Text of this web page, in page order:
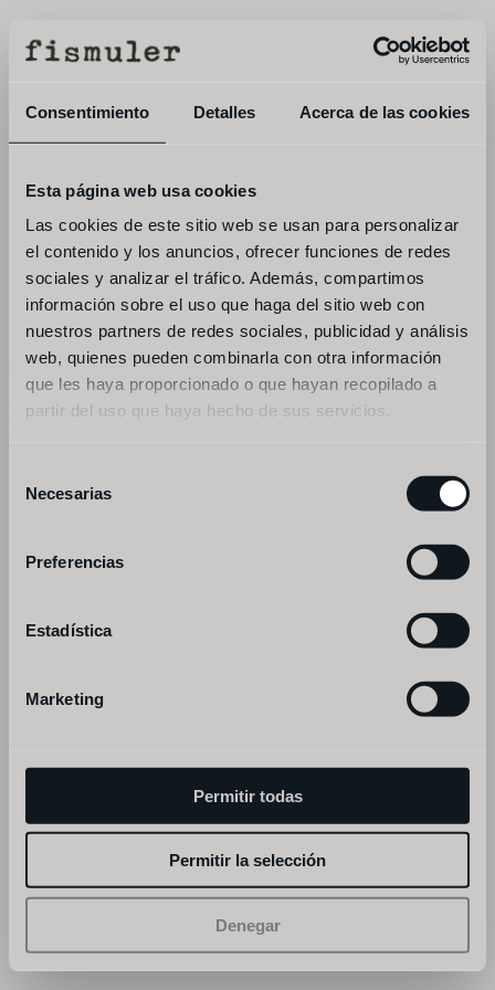
Consentimiento Detalles Acerca de las cookies
Esta página web usa cookies
Las cookies de este sitio web se usan para personalizar
el contenido y los anuncios, ofrecer funciones de redes
sociales y analizar el tráfico. Además, compartimos
información sobre el uso que haga del sitio web con
nuestros partners de redes sociales, publicidad y análisis
web, quienes pueden combinarla con otra información
que les haya proporcionado o que hayan recopilado a
partir del uso que haya hecho de sus servicios.
Necesarias
Preferencias
Estadística
Marketing
Permitir todas
Permitir la selección
Denegar
menu reservar